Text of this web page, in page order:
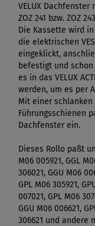
VELUX
ZOZ 241 bzw. ZOZ
Die Kassette wird
die elektrischen
eingeklickt,
befestigt und
es in das VELUX
werden, um es per
Mit einer
Führungsschienen
Dachfenster ein.
Dieses Rollo paßt
M06 005921, GGL
306021, GGU M06
GPL M06 305921,
007021, GPL M06
GGU M06 006621,
306621 und andere